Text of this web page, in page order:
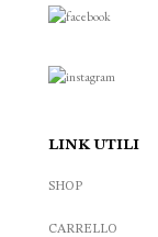
LINK UTILI
SHOP
CARRELLO